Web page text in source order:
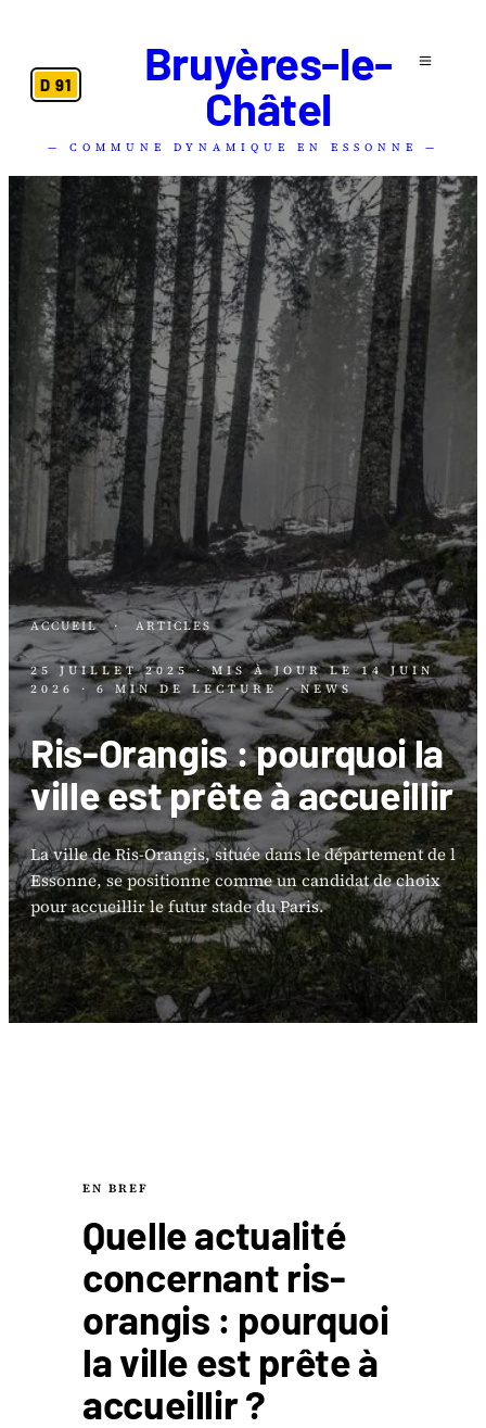
D 91
Bruyères-le-
Châtel
— COMMUNE DYNAMIQUE EN ESSONNE —
ACCUEIL · ARTICLES
25 JUILLET 2025 · MIS À JOUR LE14 JUIN
2026
· 6 MIN DE LECTURE · NEWS
Ris-Orangis : pourquoi la
ville est prête à accueillir
La ville de Ris-Orangis, située dans le département de l
Essonne, se positionne comme un candidat de choix
pour accueillir le futur stade du Paris.
EN BREF
Quelle actualité
concernant ris-
orangis : pourquoi
la ville est prête à
accueillir ?